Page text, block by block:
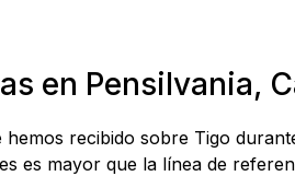
en Pensilvania,
recibido sobre Tigo
es mayor que la línea de